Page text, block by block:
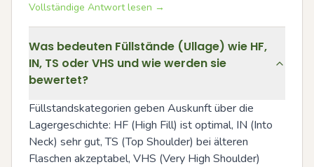
Vollständige Antwort lesen →
Was bedeuten Füllstände (Ullage) wie HF,
IN, TS oder VHS und wie werden sie
bewertet?
Füllstandskategorien geben Auskunft über die
Lagergeschichte: HF (High Fill) ist optimal, IN (Into
Neck) sehr gut, TS (Top Shoulder) bei älteren
Flaschen akzeptabel, VHS (Very High Shoulder)